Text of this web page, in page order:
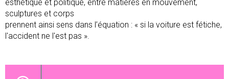
esthétique et politique, entre matières en mouvement,
sculptures et corps
prennent ainsi sens dans l’équation : « si la voiture est fétiche,
l'accident ne l'est pas ».